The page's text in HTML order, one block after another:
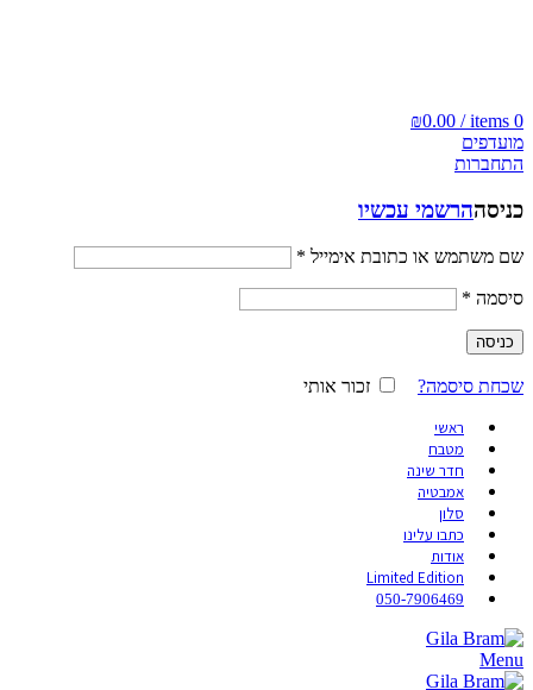
0
items
/
₪0.00
מועדפים
התחברות
כניסההרשמי עכשיו
שם משתמש או כתובת אימייל *
סיסמה *
כניסה
שכחת סיסמה? זכור אותי
ראשי
מטבח
חדר שינה
אמבטיה
סלון
כתבו עלינו
אודות
Limited Edition
050-7906469
Menu